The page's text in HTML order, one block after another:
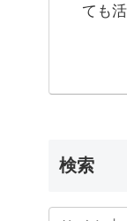
ても
検索